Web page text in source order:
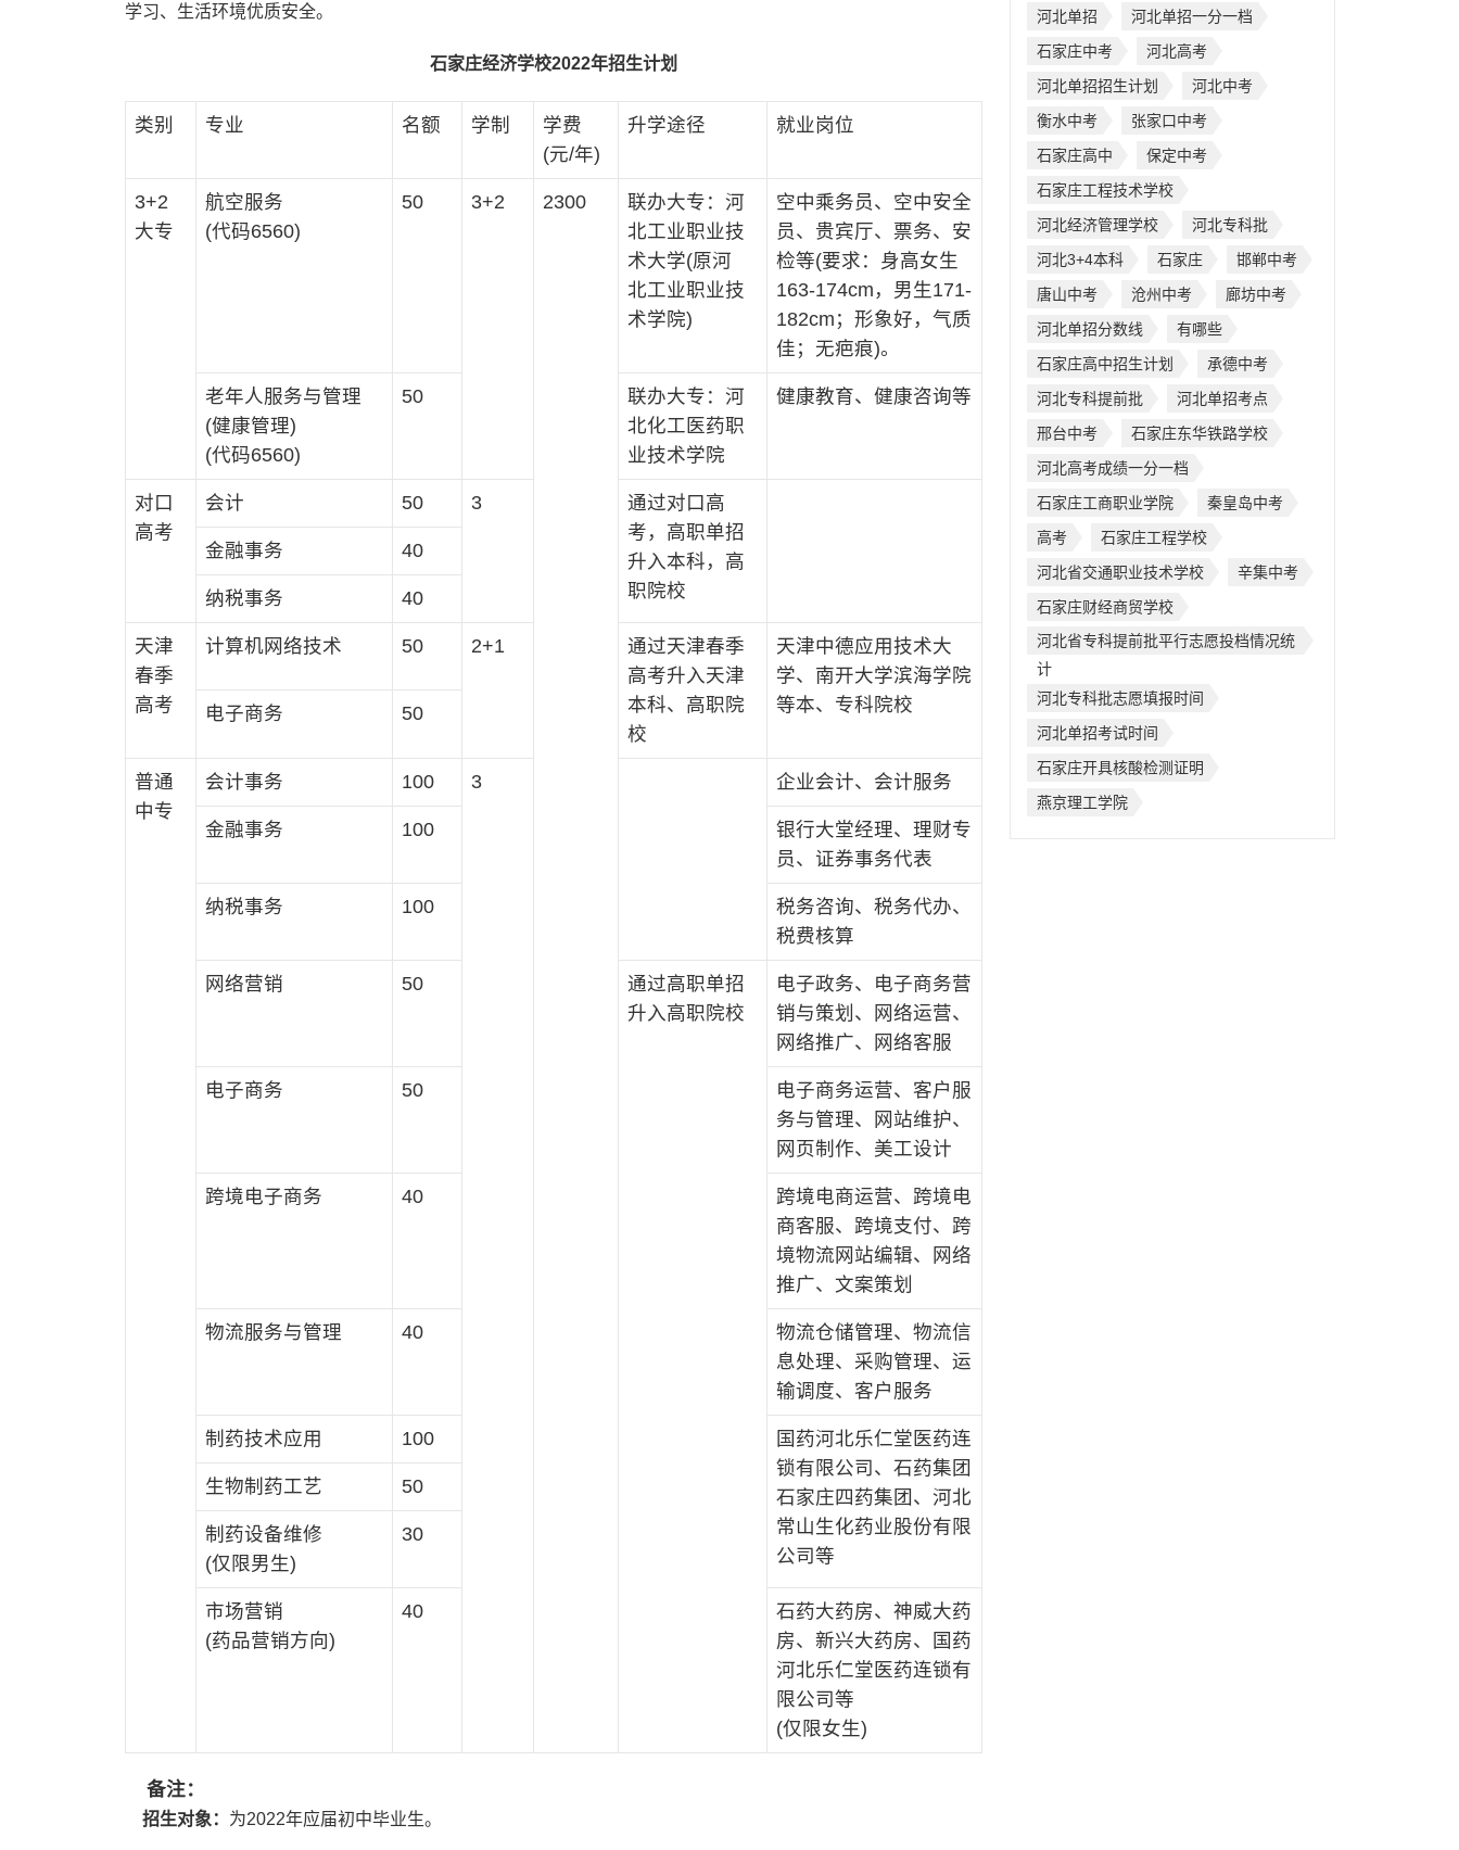
学习、生活环境优质安全。
石家庄经济学校2022年招生计划
类别 专业 名额 学制
学费
(元/年)
升学途径 就业岗位
3+2
大专
航空服务
(代码6560)
50 3+2 2300
联办大专：河
北工业职业技
术大学(原河
北工业职业技
术学院)
空中乘务员、空中安全
员、贵宾厅、票务、安
检等(要求：身高女生
163-174cm，男生171-
182cm；形象好，气质
佳；无疤痕)。
老年人服务与管理
(健康管理)
(代码6560)
50
联办大专：河
北化工医药职
业技术学院
健康教育、健康咨询等
对口
高考
会计 50 3
通过对口高
考，高职单招
升入本科，高
职院校
金融事务 40
纳税事务 40
天津
春季
高考
计算机网络技术 50 2+1
通过天津春季
高考升入天津
本科、高职院
校
天津中德应用技术大
学、南开大学滨海学院
等本、专科院校
电子商务 50
普通
中专
会计事务 100 3 企业会计、会计服务
金融事务 100
银行大堂经理、理财专
员、证券事务代表
纳税事务 100
税务咨询、税务代办、
税费核算
网络营销 50
通过高职单招
升入高职院校
电子政务、电子商务营
销与策划、网络运营、
网络推广、网络客服
电子商务 50
电子商务运营、客户服
务与管理、网站维护、
网页制作、美工设计
跨境电子商务 40
跨境电商运营、跨境电
商客服、跨境支付、跨
境物流网站编辑、网络
推广、文案策划
物流服务与管理 40
物流仓储管理、物流信
息处理、采购管理、运
输调度、客户服务
制药技术应用 100
国药河北乐仁堂医药连
锁有限公司、石药集团
石家庄四药集团、河北
常山生化药业股份有限
公司等
生物制药工艺 50
制药设备维修
(仅限男生)
30
市场营销
(药品营销方向)
40
石药大药房、神威大药
房、新兴大药房、国药
河北乐仁堂医药连锁有
限公司等
(仅限女生)
备注：
招生对象： 为2022年应届初中毕业生。
河北单招
河北单招一分一档
石家庄中考
河北高考
河北单招招生计划
河北中考
衡水中考
张家口中考
石家庄高中
保定中考
石家庄工程技术学校
河北经济管理学校
河北专科批
河北3+4本科
石家庄
邯郸中考
唐山中考
沧州中考
廊坊中考
河北单招分数线
有哪些
石家庄高中招生计划
承德中考
河北专科提前批
河北单招考点
邢台中考
石家庄东华铁路学校
河北高考成绩一分一档
石家庄工商职业学院
秦皇岛中考
高考
石家庄工程学校
河北省交通职业技术学校
辛集中考
石家庄财经商贸学校
河北省专科提前批平行志愿投档情况统
计
河北专科批志愿填报时间
河北单招考试时间
石家庄开具核酸检测证明
燕京理工学院